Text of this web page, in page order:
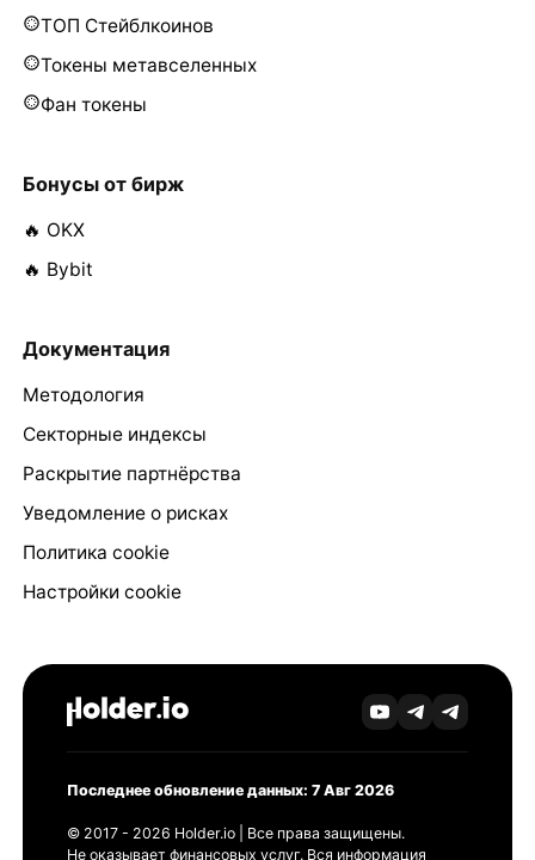
ТОП Стейблкоинов
Токены метавселенных
Фан токены
Бонусы от бирж
🔥 OKX
🔥 Bybit
Документация
Методология
Секторные индексы
Раскрытие партнёрства
Уведомление о рисках
Политика cookie
Настройки cookie
Последнее обновление данных: 7 Авг 2026
© 2017 - 2026 Holder.io | Все права защищены.
Не оказывает финансовых услуг. Вся информация